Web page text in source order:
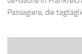
Passagiere, die